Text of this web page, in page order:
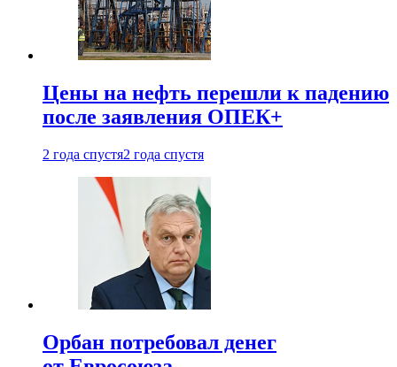
Цены на нефть перешли к падению
после заявления ОПЕК+
2 года спустя2 года спустя
Орбан потребовал денег